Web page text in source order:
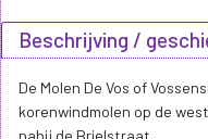
Beschrijving /
De Molen De Vos of
korenwindmolen op de
nabij de Brielstraat.